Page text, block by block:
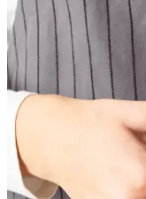
WMF Touch Siyah
ergonomik tasarımı ve
Güvenli ve şık
HCK Çok Amaçlı
Dayanıklı ve
HCK'nin ultra keskin
ergonomik
mutfak deneyimi sunar.